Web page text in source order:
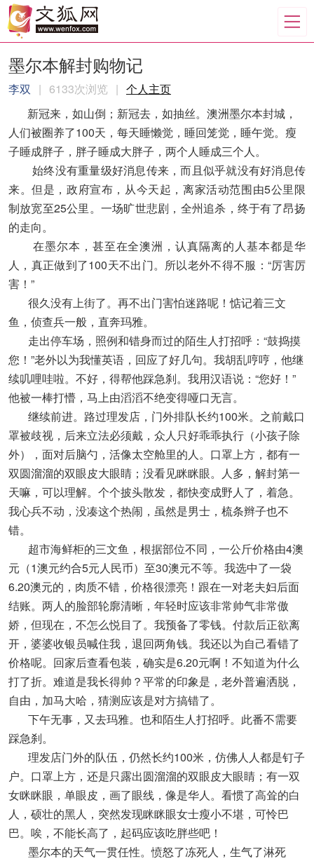
墨尔本解封购物记
李双 | 6133次浏览 | 个人主页
新冠来，如山倒；新冠去，如抽丝。澳洲墨尔本封城，
人们被圈养了100天，每天睡懒觉，睡回笼觉，睡午觉。瘦
子睡成胖子，胖子睡成大胖子，两个人睡成三个人。
始终没有重量级好消息传来，而且似乎就没有好消息传
来。但是，政府宣布，从今天起，离家活动范围由5公里限
制放宽至25公里。一场旷世悲剧，全州追杀，终于有了昂扬
的走向。
在墨尔本，甚至在全澳洲，认真隔离的人基本都是华
人，真正做到了100天不出门。所以老外不得不服：“厉害厉
害！”
很久没有上街了。再不出门害怕迷路呢！惦记着三文
鱼，侦查兵一般，直奔玛雅。
走出停车场，照例和错身而过的陌生人打招呼：“鼓捣摸
您！”老外以为我懂英语，回应了好几句。我胡乱哼哼，他继
续叽哩哇啦。不好，得帮他踩急刹。我用汉语说：“您好！”
他被一棒打懵，马上由滔滔不绝变得哑口无言。
继续前进。路过理发店，门外排队长约100米。之前戴口
罩被歧视，后来立法必须戴，众人只好乖乖执行（小孩子除
外），面对后脑勺，活像太空舱里的人。口罩上方，都有一
双圆溜溜的双眼皮大眼睛；没看见眯眯眼。人多，解封第一
天嘛，可以理解。个个披头散发，都快变成野人了，着急。
我心兵不动，没凑这个热闹，虽然是男士，梳条辫子也不
错。
超市海鲜柜的三文鱼，根据部位不同，一公斤价格由4澳
元（1澳元约合5元人民币）至30澳元不等。我选中了一袋
6.20澳元的，肉质不错，价格很漂亮！跟在一对老夫妇后面
结账。两人的脸部轮廓清晰，年轻时应该非常帅气非常傲
娇，但现在，不怎么悦目了。我预备了零钱。付款后正欲离
开，婆婆收银员喊住我，退回两角钱。我还以为自己看错了
价格呢。回家后查看包装，确实是6.20元啊！不知道为什么
打了折。难道是我长得帅？平常的印象是，老外普遍洒脱，
自由，加马大哈，猜测应该是对方搞错了。
下午无事，又去玛雅。也和陌生人打招呼。此番不需要
踩急刹。
理发店门外的队伍，仍然长约100米，仿佛人人都是钉子
户。口罩上方，还是只露出圆溜溜的双眼皮大眼睛；有一双
女眯眯眼，单眼皮，画了眼线，像是华人。看惯了高耸的白
人，硕壮的黑人，突然发现眯眯眼女士瘦小不堪，可怜巴
巴。唉，不能长高了，起码应该吃胖些吧！
墨尔本的天气一贯任性。愤怒了冻死人，生气了淋死